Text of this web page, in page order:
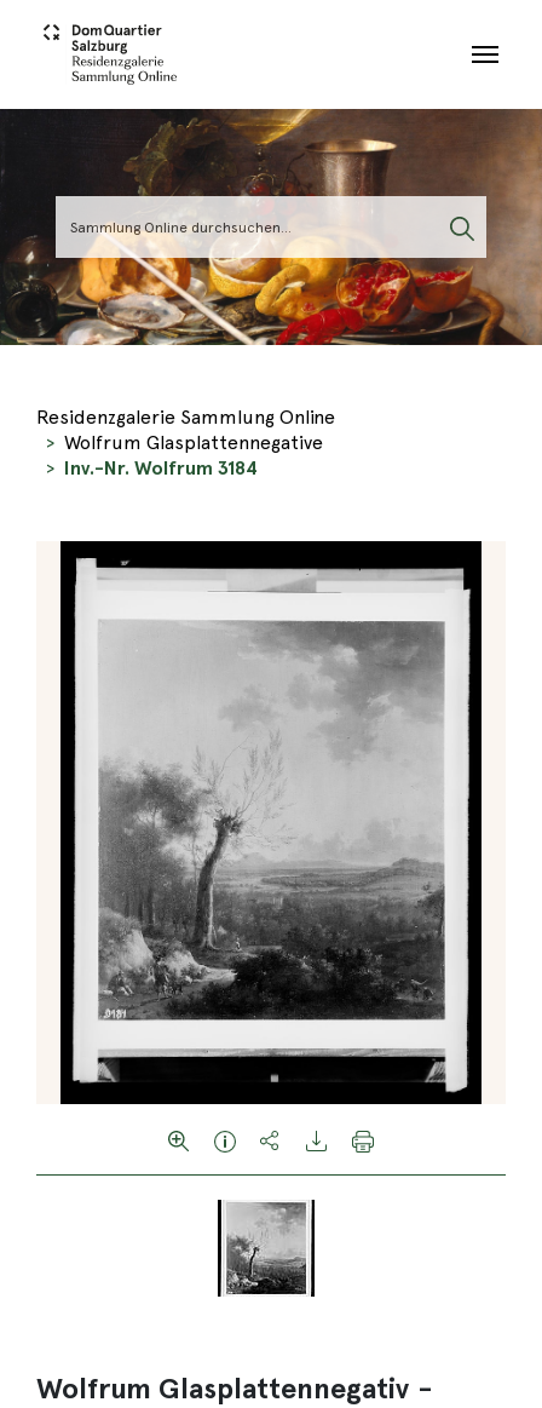
Residenzgalerie Sammlung Online
Wolfrum Glasplattennegative
Inv.-Nr. Wolfrum 3184
Wolfrum Glasplattennegativ -